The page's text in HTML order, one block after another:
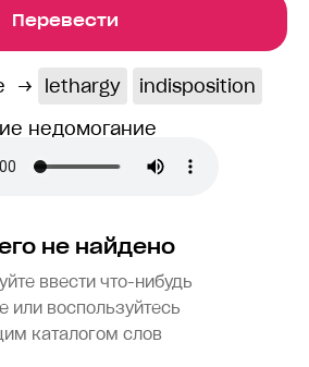
Перевести
→ lethargy
indisposition
недомогание
не найдено
ввести что-нибудь
или воспользуйтесь
каталогом слов